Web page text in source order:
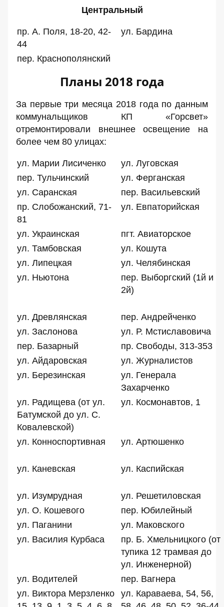
Центральный
пр. А. Поля, 18-20, 42-
44
ул. Бардина
пер. Краснополянский
Планы 2018 года
За первые три месяца 2018 года по данным
коммунальщиков КП «Горсвет»
отремонтировали внешнее освещение на
более чем 80 улицах:
ул. Марии Лисиченко
ул. Луговская
пер. Тульчинский
ул. Ферганская
ул. Саранская
пер. Васильевский
пр. Слобожанский, 71-
81
ул. Евпаторийская
ул. Украинская
пгт. Авиаторское
ул. Тамбовская
ул. Кошута
ул. Липецкая
ул. Челябинская
ул. Ньютона
пер. Выборгский (1й и
2й)
ул. Древлянская
пер. Андрейченко
ул. Заслонова
ул. Р. Мстиславовича
пер. Базарный
пр. Свободы, 313-353
ул. Айдаровская
ул. Журналистов
ул. Березинская
ул. Генерала
Захарченко
ул. Радищева (от ул.
Батумской до ул. С.
Ковалевской)
ул. Космонавтов, 1
ул. Конноспортивная ул. Артюшенко
ул. Каневская ул. Каспийская
ул. Изумрудная
ул. Решетиловская
ул. О. Кошевого
пер. Юбилейный
ул. Паганини
ул. Маковского
ул. Василия Курбаса
пр. Б. Хмельницкого (от
тупика 12 трамвая до
ул. Инженерной)
ул. Водителей
пер. Вагнера
ул. Виктора Мерзленко
ул. Караваева, 54, 56,